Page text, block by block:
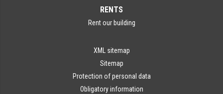
RENTS
Rent our building
XML sitemap
Sitemap
Protection of personal data
Obligatory information